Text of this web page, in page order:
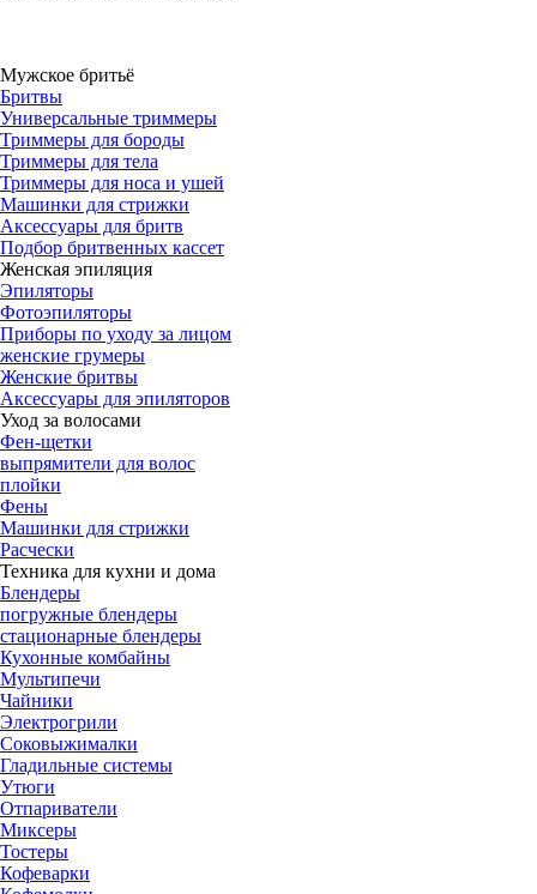
Мужское бритьё
Бритвы
Универсальные триммеры
Триммеры для бороды
Триммеры для тела
Триммеры для носа и ушей
Машинки для стрижки
Аксессуары для бритв
Подбор бритвенных кассет
Женская эпиляция
Эпиляторы
Фотоэпиляторы
Приборы по уходу за лицом
женские грумеры
Женские бритвы
Аксессуары для эпиляторов
Уход за волосами
Фен-щетки
выпрямители для волос
плойки
Фены
Машинки для стрижки
Расчески
Техника для кухни и дома
Блендеры
погружные блендеры
стационарные блендеры
Кухонные комбайны
Мультипечи
Чайники
Электрогрили
Соковыжималки
Гладильные системы
Утюги
Отпариватели
Миксеры
Тостеры
Кофеварки